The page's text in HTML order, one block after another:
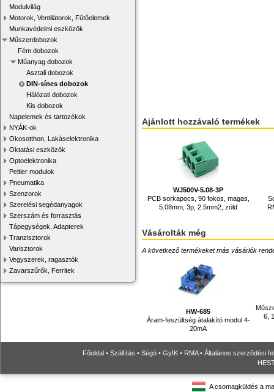
Modulvilág
Motorok, Ventilátorok, Fűtőelemek
Munkavédelmi eszközök
Műszerdobozok
Fém dobozok
Műanyag dobozok
Asztali dobozok
DIN-sínes dobozok
Hálózati dobozok
Kis dobozok
Napelemek és tartozékok
NYÁK-ok
Okosotthon, Lakáselektronika
Oktatási eszközök
Optoelektronika
Peltier modulok
Pneumatika
Szenzorok
Szerelési segédanyagok
Szerszám és forrasztás
Tápegységek, Adapterek
Tranzisztorok
Varisztorok
Vegyszerek, ragasztók
Zavarszűrők, Ferritek
Ajánlott hozzávaló termékek
WJ500V-5.08-3P
PCB sorkapocs, 90 fokos, magas,
5.08mm, 3p, 2.5mm2, zöld
Vásárolták még
A következő termékeket más vásárlók
HW-685
Áram-feszültség átalakító modul 4-
20mA
6,
Főoldal • Szállítás • Súgó • GyIK • RMA• Általános szerződési
A csomagküldés a